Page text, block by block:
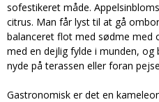
sofestikeret måde.
citrus. Man får lyst til at gå
balanceret flot med sødme med
med en dejlig fylde i munden,
nyde på terassen eller foran
Gastronomisk er det en